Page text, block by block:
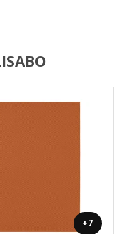
+7